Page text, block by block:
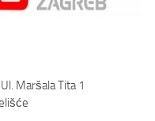
Maršala Tita 1